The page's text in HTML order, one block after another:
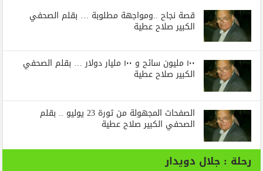
قصة نجاح ..ومواجهة مطلوبة … بقلم الصحفي
الكبير صلاح عطية
١٠٠ مليون سائح و ١٠٠ مليار دولار … بقلم الصحفي
الكبير صلاح عطية
الصفحات المجهولة من ثورة 23 يوليو .. بقلم
الصحفي الكبير صلاح عطية
رحلة : جلال دويدار